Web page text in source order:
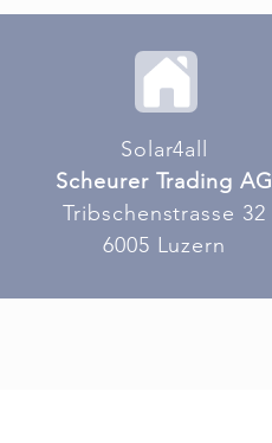
Solar4all
Scheurer Trading AG
Tribschenstrasse 32
6005 Luzern